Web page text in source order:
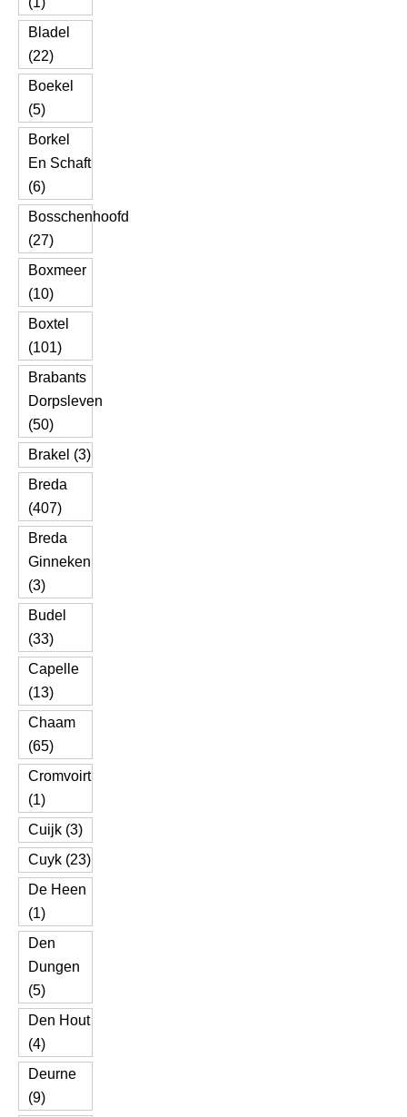
Bladel
(22)
Boekel
(5)
Borkel
En Schaft
(6)
Bosschenhoofd
(27)
Boxmeer
(10)
Boxtel
(101)
Brabants
Dorpsleven
(50)
Brakel (3)
Breda
(407)
Breda
Ginneken
(3)
Budel
(33)
Capelle
(13)
Chaam
(65)
Cromvoirt
(1)
Cuijk (3)
Cuyk (23)
De Heen
(1)
Den
Dungen
(5)
Den Hout
(4)
Deurne
(9)